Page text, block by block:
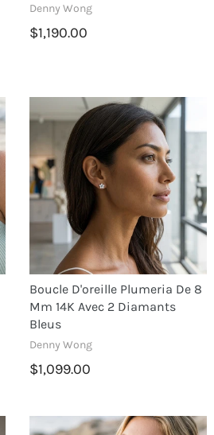
Denny Wong
$1,190.00
Boucle D'oreille Plumeria De 8
Mm 14K Avec 2 Diamants
Bleus
Denny Wong
$1,099.00